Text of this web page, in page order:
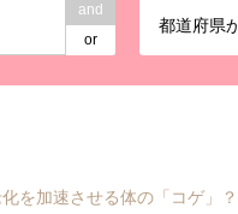
and
or
都道府県
を加速させる体の「コゲ」